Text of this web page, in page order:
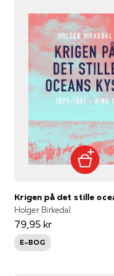
Holger Birkedal
79,95 kr
E-BOG